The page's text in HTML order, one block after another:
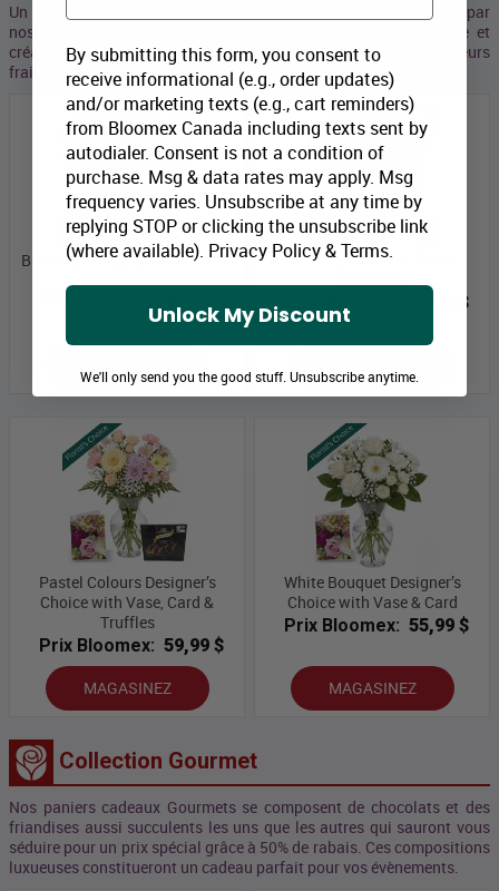
Un prix "Spécial" pour les bouquets Collection d’artisans conçus par
nos professionels des Fleurs et nos artistes qui allient magie et
créativité. Ces beaux et sublimes bouquets se composent de leurs
fraichement coupées et sélectionnés par nos experts floraux.
Birthday Designer Collection II
Monthly Flowers - Bright
54,99 $
Pastel Colours Designer’s
Choice with Vase, Card &
Truffles
Prix Bloomex: 59,99 $
MAGASINEZ
White Bouquet Designer’s
Choice with Vase & Card
Prix Bloomex: 55,99 $
MAGASINEZ
Collection Gourmet
Nos paniers cadeaux Gourmets se composent de chocolats et des
friandises aussi succulents les uns que les autres qui sauront vous
séduire pour un prix spécial grâce à 50% de rabais. Ces compositions
luxueuses constitueront un cadeau parfait pour vos évènements.
By submitting this form, you consent to
receive informational (e.g., order updates)
and/or marketing texts (e.g., cart reminders)
from Bloomex Canada including texts sent by
autodialer. Consent is not a condition of
purchase. Msg & data rates may apply. Msg
frequency varies. Unsubscribe at any time by
replying STOP or clicking the unsubscribe link
(where available). Privacy Policy&Terms.
Unlock My Discount
We'll only send you the good stuff. Unsubscribe anytime.